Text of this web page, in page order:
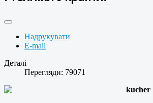
Надрукувати
E-mail
Деталі
Перегляди: 79071